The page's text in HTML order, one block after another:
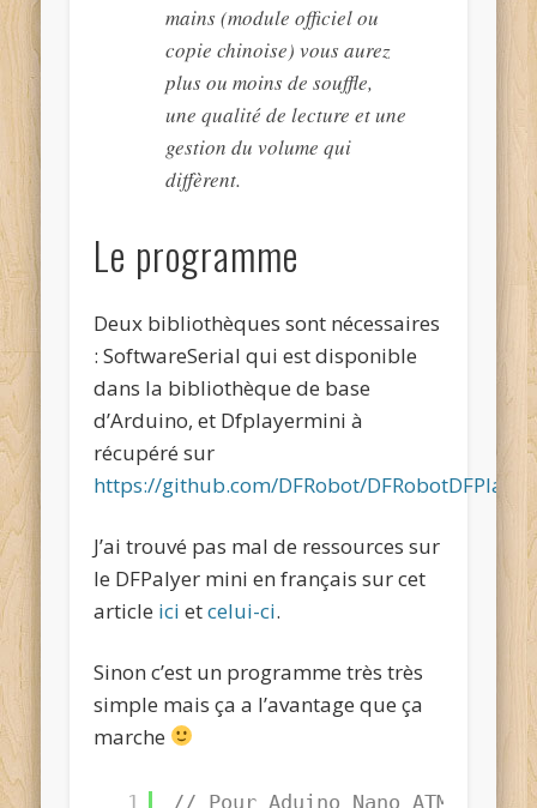
mains (module officiel ou
copie chinoise) vous aurez
plus ou moins de souffle,
une qualité de lecture et une
gestion du volume qui
diffèrent.
Le programme
Deux bibliothèques sont nécessaires
: SoftwareSerial qui est disponible
dans la bibliothèque de base
d’Arduino, et Dfplayermini à
récupéré sur
https://github.com/DFRobot/
J’ai trouvé pas mal de ressources sur
le DFPalyer mini en français sur cet
article ici etcelui-ci.
Sinon c’est un programme très très
simple mais ça a l’avantage que ça
marche
1 // Pour Aduino Nano ATMega